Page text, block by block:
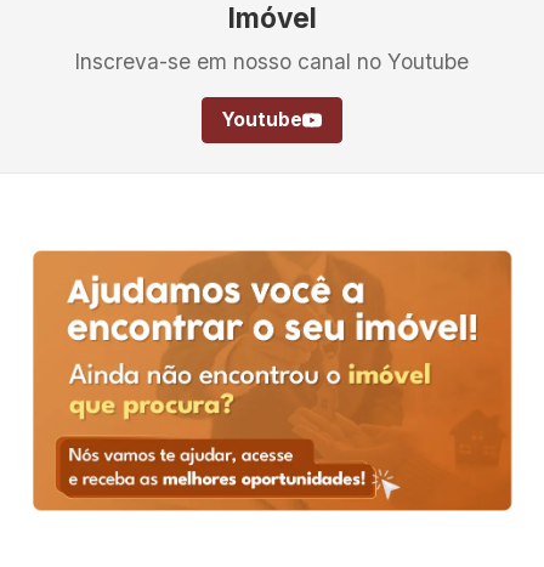
Imóvel
Inscreva-se em nosso canal no Youtube
Youtube